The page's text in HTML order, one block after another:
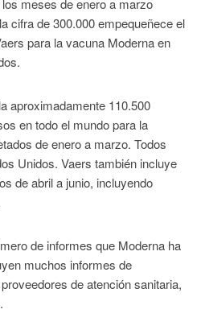
meses de enero a marzo
cifra de 300.000 empequeñece el
para la vacuna Moderna en
aproximadamente 110.500
en todo el mundo para la
de enero a marzo. Todos
Unidos. Vaers también incluye
de abril a junio, incluyendo
de informes que Moderna ha
muchos informes de
de atención sanitaria,